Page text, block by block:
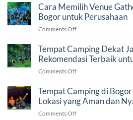
Memilih
Liburan
Camping
untuk
Company
Gathering
Bogor:
7
Memilih
Venue
Cara Memilih Venue
Bogor untuk Perusahaan
Comments Offon
Memilih
Venue
Gathering
dan
di
Bogor
Tempat Camping Dekat
Rekomendasi Terbaik
Comments Offon
Camping
Dekat
Jakarta
untuk
Tempat Camping di
Lokasi yang Aman dan
Comments Offon